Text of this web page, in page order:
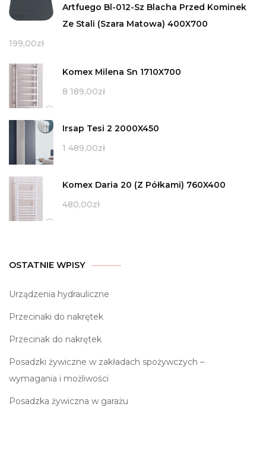
Artfuego Bl-012-Sz Blacha Przed Kominek
Ze Stali (Szara Matowa) 400X700
199,00zł
Komex Milena Sn 1710X700
8 189,00zł
Irsap Tesi 2 2000X450
1 489,00zł
Komex Daria 20 (Z Półkami) 760X400
480,00zł
OSTATNIE WPISY
Urządzenia hydrauliczne
Przecinaki do nakrętek
Przecinak do nakrętek
Posadzki żywiczne w zakładach spożywczych –
wymagania i możliwości
Posadzka żywiczna w garażu